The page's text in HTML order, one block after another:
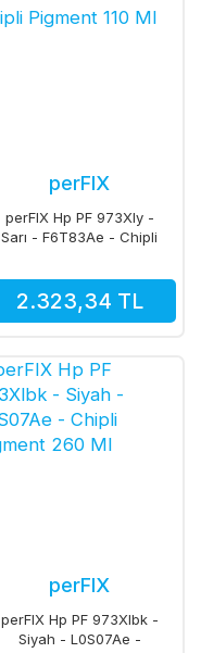
perFIX
perFIX Hp PF 973Xly -
Sarı - F6T83Ae - Chipli
2.323,34 TL
perFIX
perFIX Hp PF 973Xlbk -
Siyah - L0S07Ae -